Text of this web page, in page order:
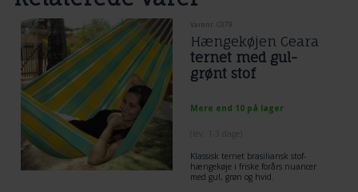
Varenr. C079
Hængekøjen Ceara
ternet med gul-
grønt stof
Mere end 10 på lager
Klassisk ternet brasiliansk stof-
hængekøje i friske forårs nuancer
med gul, grøn og hvid.